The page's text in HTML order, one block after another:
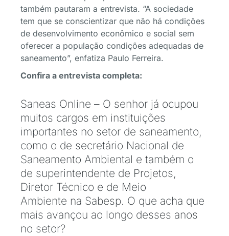
também pautaram a entrevista. “A sociedade
tem que se conscientizar que não há condições
de desenvolvimento econômico e social sem
oferecer a população condições adequadas de
saneamento”, enfatiza Paulo Ferreira.
Confira a entrevista completa:
Saneas Online – O senhor já ocupou
muitos cargos em instituições
importantes no setor de saneamento,
como o de secretário Nacional de
Saneamento Ambiental e também o
de superintendente de Projetos,
Diretor Técnico e de Meio
Ambiente na Sabesp. O que acha que
mais avançou ao longo desses anos
no setor?